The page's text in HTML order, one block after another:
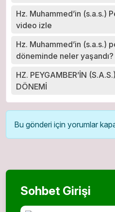
Hz. Muhammed’in (s.a.s.)
video izle
Hz. Muhammed’in (s.a.s.)
döneminde neler yaşandı?
HZ. PEYGAMBER’İN
DÖNEMİ
Bu gönderi için yorumlar
Sohbet Girişi